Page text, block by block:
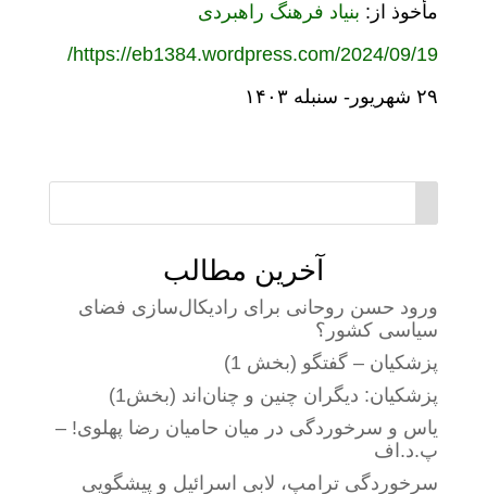
مأخوذ از: بنیاد فرهنگ راهبردی
https://eb1384.wordpress.com/2024/09/19/
٢٩ شهریور- سنبله ١۴٠٣
آخرین مطالب
ورود حسن روحانی برای رادیکال‌سازی فضای
سیاسی کشور؟
پزشکیان – گفتگو (بخش 1)
پزشکیان: دیگران چنین و چنان‌اند (بخش1)
یاس و سرخوردگی در میان حامیان رضا پهلوی! –
پ.د.اف
سرخوردگی ترامپ، لابی اسرائیل و پیشگویی